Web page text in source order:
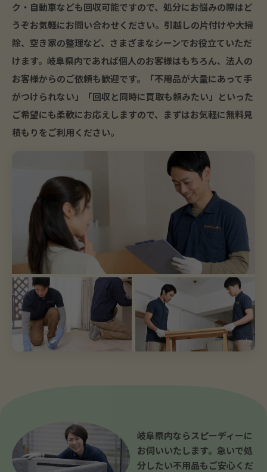
ク・自動車なども回収可能ですので、処分にお悩みの際はど
うぞお気軽にお問い合わせください。引越しの片付けや大掃
除、空き家の整理など、さまざまなシーンでお役立ていただ
けます。岐阜県内であれば個人のお客様はもちろん、法人の
お客様からのご依頼も歓迎です。「不用品が大量にあって手
がつけられない」「回収と同時に買取も頼みたい」といった
ご希望にも柔軟にお応えしますので、まずはお気軽に無料見
積もりをご利用ください。
岐阜県内ならスピーディーに
お伺いいたします。急いで処
分したい不用品もご安心くだ